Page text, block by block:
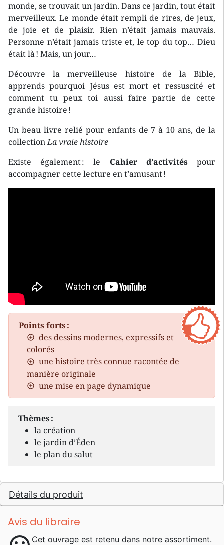
monde, se trouvait un jardin. Dans ce jardin, tout était
merveilleux. Le monde était rempli de rires, de jeux,
de joie et de plaisir. Rien n’était jamais mauvais.
Personne n’était jamais triste et, le top du top… Dieu
était là ! Mais, un jour…
Découvre la merveilleuse histoire de la Bible,
apprends pourquoi Jésus est mort et ressuscité et
comment tu peux toi aussi faire partie de cette
grande histoire !
Un beau livre relié pour enfants de 7 à 10 ans, de la
collectionLa vraie histoire
Existe également : le Cahier d’activitéspour
accompagner cette lecture en t’amusant !
Points forts :
des dessins modernes, expressifs et
colorés
une histoire très connue racontée de
manière originale
une mise en page dynamique
Thèmes :
la création
le jardin d’Éden
le plan du salut
Détails du produit
Avis du libraire
Cet ouvrage est retenu dans notre assortiment.